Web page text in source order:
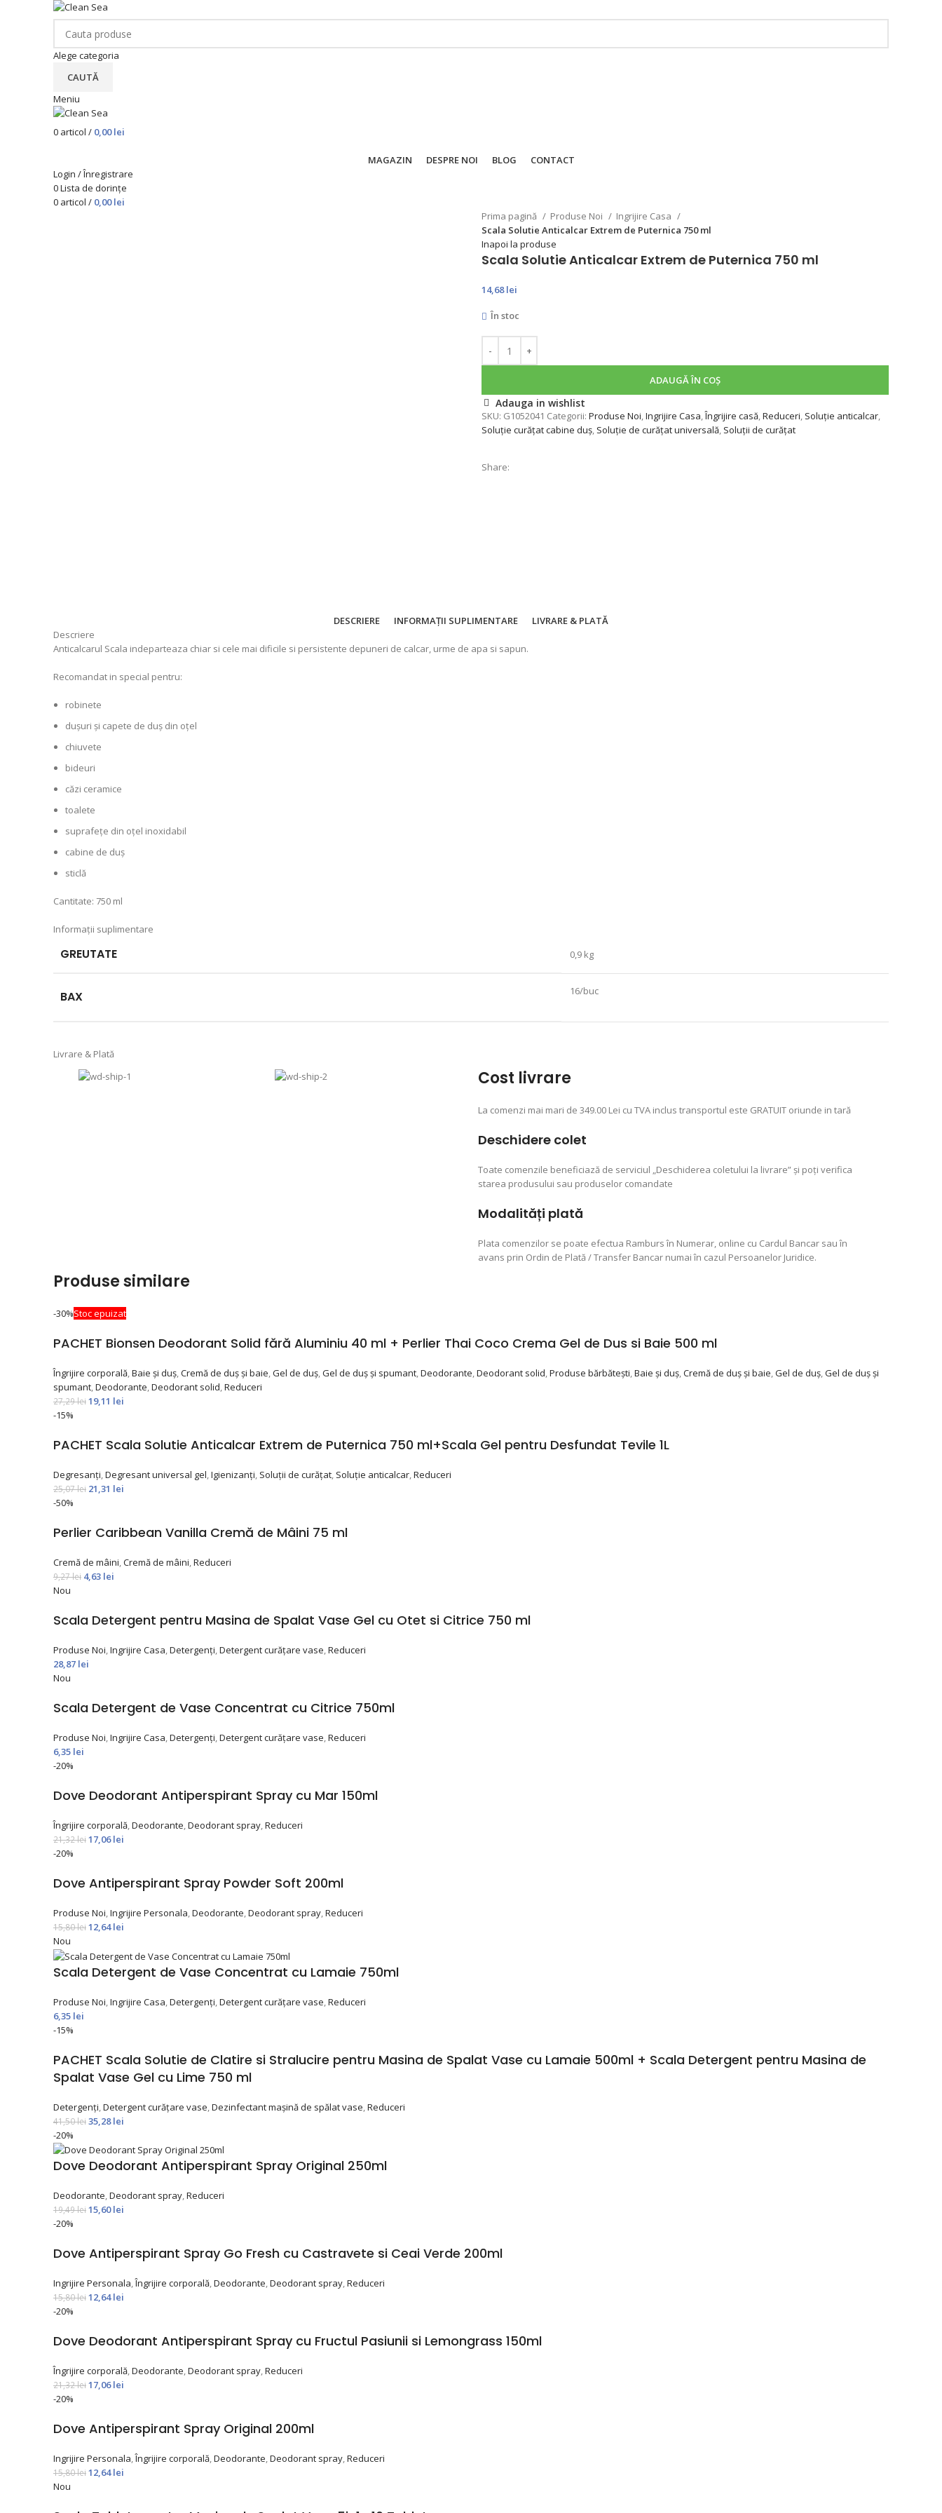
Alege categoria
CAUTĂ
Meniu
0 articol / 0,00lei
MAGAZIN
DESPRE NOI BLOG
CONTACT
Login / Înregistrare
0Lista de dorințe
0 articol / 0,00lei
Prima pagină Produse Noi
Ingrijire Casa
Scala Solutie Anticalcar Extrem de Puternica 750 ml
Inapoi la produse
Scala Solutie Anticalcar Extrem de Puternica 750 ml
14,68lei
În stoc
ADAUGĂ ÎN COȘ
Adauga in wishlist
SKU: G1052041 Categorii: Produse Noi,Ingrijire Casa,Îngrijire casă,Reduceri, Soluţie anticalcar,
Soluţie curăţat cabine duş, Soluție de curățat universală, Soluții de curățat
Share:
DESCRIERE INFORMAȚII SUPLIMENTARE
LIVRARE & PLATĂ
Descriere
Anticalcarul Scala indeparteaza chiar si cele mai dificile si persistente depuneri de calcar, urme de apa si sapun.
Recomandat in special pentru:
robinete
dușuri și capete de duș din oțel
chiuvete
bideuri
căzi ceramice
toalete
suprafețe din oțel inoxidabil
cabine de duș
sticlă
Cantitate: 750 ml
Informații suplimentare
GREUTATE 0,9 kg
BAX 16/buc
Livrare & Plată
Cost livrare
La comenzi mai mari de 349.00 Lei cu TVA inclus transportul este GRATUIT oriunde in tară
Deschidere colet
Toate comenzile beneficiază de serviciul „Deschiderea coletului la livrare” şi poţi verifica
starea produsului sau produselor comandate
Modalități plată
Plata comenzilor se poate efectua Ramburs în Numerar, online cu Cardul Bancar sau în
avans prin Ordin de Plată / Transfer Bancar numai în cazul Persoanelor Juridice.
Produse similare
-30%Stoc epuizat
PACHET Bionsen Deodorant Solid fără Aluminiu 40 ml + Perlier Thai Coco Crema Gel de Dus si Baie 500 ml
Îngrijire corporală,Baie și duș,Cremă de duș și baie,Gel de duș,Gel de duș și spumant,Deodorante,Deodorant solid,Produse bărbătești,Baie și duș,Cremă de duș și baie,Gel de duș,Gel de duș și
spumant,Deodorante,Deodorant solid,Reduceri
27,29lei19,11 lei
-15%
PACHET Scala Solutie Anticalcar Extrem de Puternica 750 ml+Scala Gel pentru Desfundat Tevile 1L
Degresanți,Degresant universal gel,Igienizanți, Soluții de curățat, Soluţie anticalcar,Reduceri
25,07lei 21,31 lei
-50%
Perlier Caribbean Vanilla Cremă de Mâini 75 ml
Cremă de mâini,Cremă de mâini,Reduceri
9,27lei 4,63 lei
Nou
Scala Detergent pentru Masina de Spalat Vase Gel cu Otet si Citrice 750 ml
Produse Noi,Ingrijire Casa,Detergenți,Detergent curățare vase,Reduceri
28,87 lei
Nou
Scala Detergent de Vase Concentrat cu Citrice 750ml
Produse Noi,Ingrijire Casa,Detergenți,Detergent curățare vase,Reduceri
6,35 lei
-20%
Dove Deodorant Antiperspirant Spray cu Mar 150ml
Îngrijire corporală,Deodorante,Deodorant spray,Reduceri
21,32lei17,06lei
-20%
Dove Antiperspirant Spray Powder Soft 200ml
Produse Noi,Ingrijire Personala,Deodorante,Deodorant spray,Reduceri
15,80lei12,64lei
Nou
Scala Detergent de Vase Concentrat cu Lamaie 750ml
Produse Noi Ingrijire Casa Detergenți Detergent curățare vase Reduceri
6,35 lei
-15%
PACHET Scala Solutie de Clatire si Stralucire pentru Masina de Spalat Vase cu Lamaie 500ml + Scala Detergent pentru Masina de
Spalat Vase Gel cu Lime 750 ml
Detergenți Detergent curățare vase Dezinfectant maşină de spălat vase Reduceri
41,50lei35,28lei
-20%
Dove Deodorant Antiperspirant Spray Original 250ml
Deodorante,Deodorant spray,Reduceri
19,49lei15,60lei
-20%
Dove Antiperspirant Spray Go Fresh cu Castravete si Ceai Verde 200ml
Ingrijire Personala,Îngrijire corporală,Deodorante,Deodorant spray,Reduceri
15,80lei12,64lei
-20%
Dove Deodorant Antiperspirant Spray cu Fructul Pasiunii si Lemongrass 150ml
Îngrijire corporală,Deodorante,Deodorant spray,Reduceri
21,32lei17,06lei
-20%
Dove Antiperspirant Spray Original 200ml
Ingrijire Personala,Îngrijire corporală,Deodorante,Deodorant spray,Reduceri
15,80lei12,64lei
Nou